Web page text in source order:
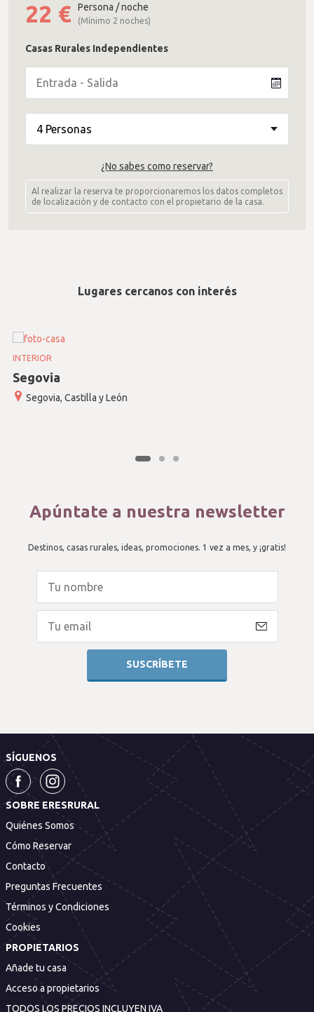
22 € Persona / noche
(Mínimo 2 noches)
Casas Rurales Independientes
¿No sabes como reservar?
Al realizar la reserva te proporcionaremos los datos completos
de localización y de contacto con el propietario de la casa.
Lugares cercanos con interés
INTERIOR
Segovia
Segovia, Castilla y León
Apúntate a nuestra newsletter
Destinos, casas rurales, ideas, promociones. 1 vez a mes, y ¡gratis!
SÍGUENOS
SOBRE ERESRURAL
Quiénes Somos
Cómo Reservar
Contacto
Preguntas Frecuentes
Términos y Condiciones
Cookies
PROPIETARIOS
Añade tu casa
Acceso a propietarios
TODOS LOS PRECIOS INCLUYEN IVA